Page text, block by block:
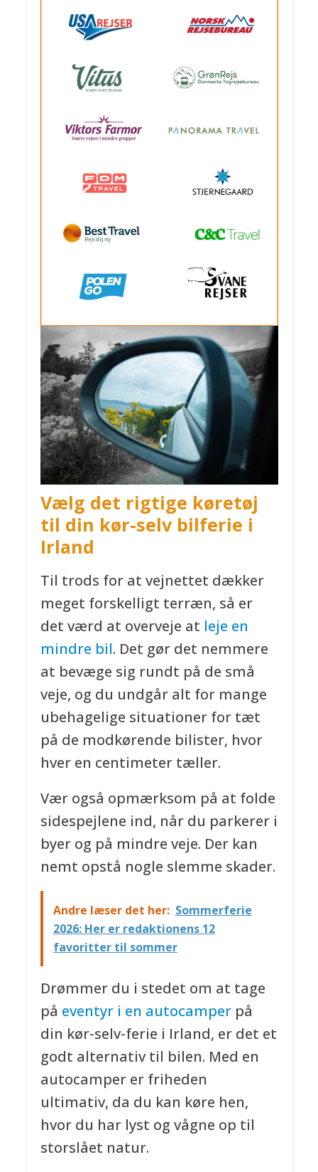
Vælg det rigtige køretøj
til din kør-selv bilferie i
Irland
Til trods for at vejnettet dækker
meget forskelligt terræn, så er
det værd at overveje at leje en
mindre bil. Det gør det nemmere
at bevæge sig rundt på de små
veje, og du undgår alt for mange
ubehagelige situationer for tæt
på de modkørende bilister, hvor
hver en centimeter tæller.
Vær også opmærksom på at folde
sidespejlene ind, når du parkerer i
byer og på mindre veje. Der kan
nemt opstå nogle slemme skader.
Andre læser det her: Sommerferie
2026: Her er redaktionens 12
favoritter til sommer
Drømmer du i stedet om at tage
på eventyr i en autocamperpå
din kør-selv-ferie i Irland, er det et
godt alternativ til bilen. Med en
autocamper er friheden
ultimativ, da du kan køre hen,
hvor du har lyst og vågne op til
storslået natur.